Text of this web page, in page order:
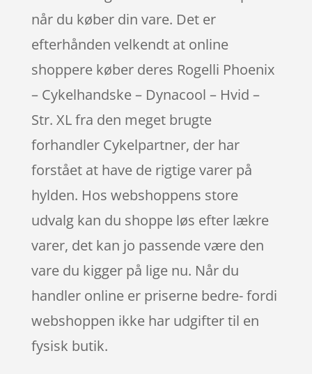
når du køber din vare. Det er
efterhånden velkendt at online
shoppere køber deres Rogelli Phoenix
– Cykelhandske – Dynacool – Hvid –
Str. XL fra den meget brugte
forhandler Cykelpartner, der har
forstået at have de rigtige varer på
hylden. Hos webshoppens store
udvalg kan du shoppe løs efter lækre
varer, det kan jo passende være den
vare du kigger på lige nu. Når du
handler online er priserne bedre- fordi
webshoppen ikke har udgifter til en
fysisk butik.